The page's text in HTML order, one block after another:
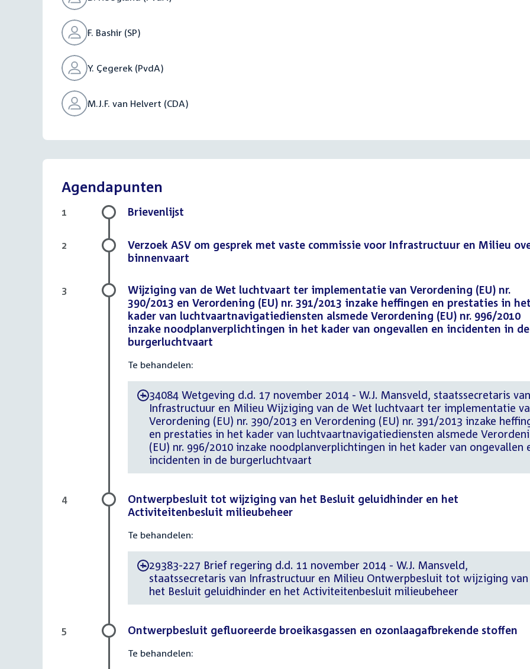
F. Bashir (SP)
Y. Çegerek (PvdA)
M.J.F. van Helvert (CDA)
Agendapunten
Brievenlijst
1
Verzoek ASV om gesprek met vaste commissie voor Infrastructuur en Milieu
binnenvaart
2
Wijziging van de Wet luchtvaart ter implementatie van Verordening (EU) nr.
390/2013 en Verordening (EU) nr. 391/2013 inzake heffingen en prestaties in
kader van luchtvaartnavigatiediensten alsmede Verordening (EU) nr. 996/2010
inzake noodplanverplichtingen in het kader van ongevallen en incidenten in de
burgerluchtvaart
Te behandelen:
-34084 Wetgeving d.d. 17 november 2014 - W.J. Mansveld, staatssecretaris van
Infrastructuur en Milieu Wijziging van de Wet luchtvaart ter implementatie
Verordening (EU) nr. 390/2013 en Verordening (EU) nr. 391/2013 inzake
en prestaties in het kader van luchtvaartnavigatiediensten alsmede
(EU) nr. 996/2010 inzake noodplanverplichtingen in het kader van ongevallen
incidenten in de burgerluchtvaart
3
Ontwerpbesluit tot wijziging van het Besluit geluidhinder en het
Activiteitenbesluit milieubeheer
Te behandelen:
-29383-227 Brief regering d.d. 11 november 2014 - W.J. Mansveld,
staatssecretaris van Infrastructuur en Milieu Ontwerpbesluit tot wijziging van
het Besluit geluidhinder en het Activiteitenbesluit milieubeheer
4
Ontwerpbesluit gefluoreerde broeikasgassen en ozonlaagafbrekende stoffen
Te behandelen:
5